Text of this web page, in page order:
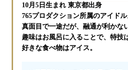
10月5日生まれ 東京都出身
765プロダクション所属のアイドル
真面目で一途だが、融通が利かな
趣味はお風呂に入ることで、特技
好きな食べ物はアイス。